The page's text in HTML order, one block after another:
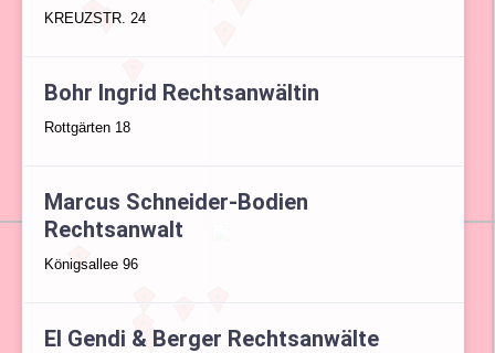
KREUZSTR. 24
Bohr Ingrid Rechtsanwältin
Rottgärten 18
Marcus Schneider-Bodien
Rechtsanwalt
Königsallee 96
El Gendi & Berger Rechtsanwälte